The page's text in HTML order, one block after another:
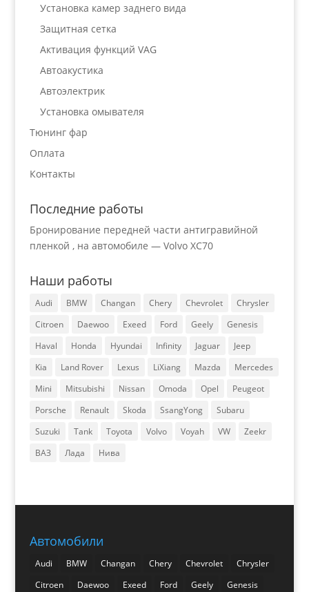
Установка камер заднего вида
Защитная сетка
Активация функций VAG
Автоакустика
Автоэлектрик
Установка омывателя
Тюнинг фар
Оплата
Контакты
Последние работы
Бронирование передней части антигравийной
пленкой , на автомобиле — Volvo XC70
Наши работы
Audi BMW Changan Chery Chevrolet
Chrysler
Citroen
Daewoo Exeed Ford Geely
Genesis
Haval
Honda Hyundai Infinity Jaguar
Jeep
Kia
Land Rover Lexus LiXiang Mazda
Mercedes
Mini
Mitsubishi Nissan Omoda Opel
Peugeot
Porsche
Renault Skoda SsangYong
Subaru
Suzuki
Tank Toyota Volvo Voyah VW
Zeekr
ВАЗ
Лада Нива
Автомобили
Audi BMW Changan Chery Chevrolet
Chrysler
Citroen
Daewoo Exeed Ford Geely
Genesis